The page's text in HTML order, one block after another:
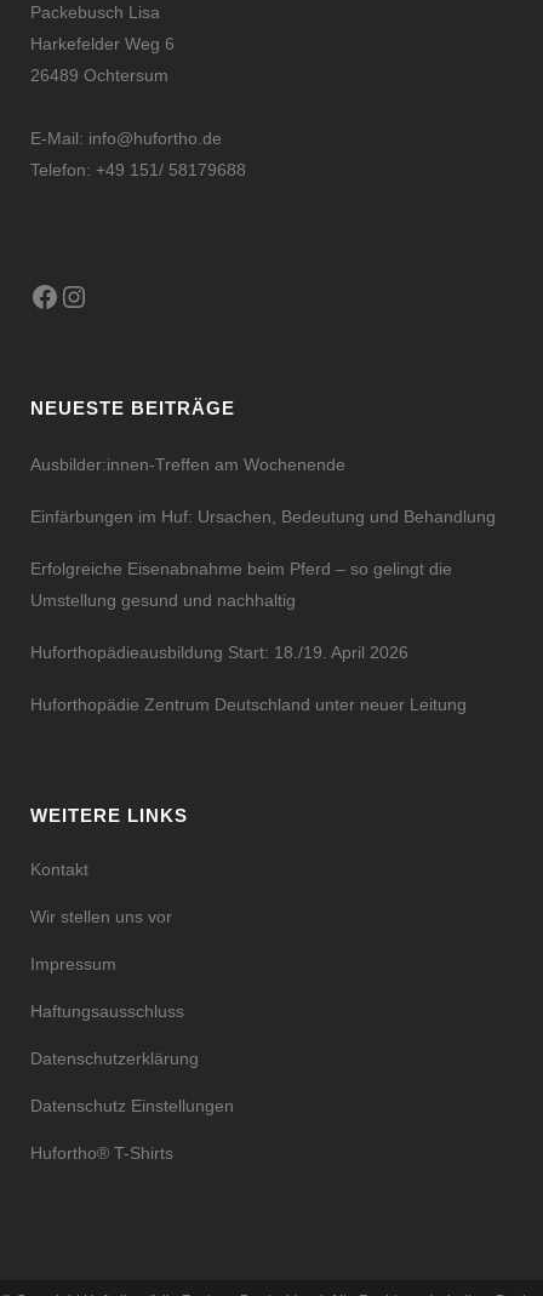
Packebusch Lisa
Harkefelder Weg 6
26489 Ochtersum
E-Mail: info@hufortho.de
Telefon: +49 151/ 58179688
Facebook
Instagram
NEUESTE BEITRÄGE
Ausbilder:innen-Treffen am Wochenende
Einfärbungen im Huf: Ursachen, Bedeutung und Behandlung
Erfolgreiche Eisenabnahme beim Pferd – so gelingt die
Umstellung gesund und nachhaltig
Huforthopädieausbildung Start: 18./19. April 2026
Huforthopädie Zentrum Deutschland unter neuer Leitung
WEITERE LINKS
Kontakt
Wir stellen uns vor
Impressum
Haftungsausschluss
Datenschutzerklärung
Datenschutz Einstellungen
Hufortho® T-Shirts